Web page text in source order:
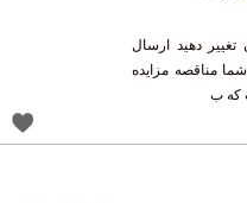
دهید ارسال
مناقصه مزایده
که ب